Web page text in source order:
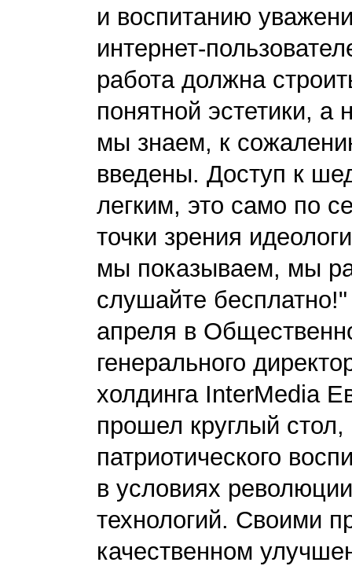
и воспитанию
интернет-
работа должна
понятной эстетики, а
мы знаем, к
введены. Доступ к
легким, это само по
точки зрения
мы показываем, мы
слушайте
апреля в
генерального
холдинга InterMedia
прошел круглый
патриотического
в условиях
технологий. Своими
качественном